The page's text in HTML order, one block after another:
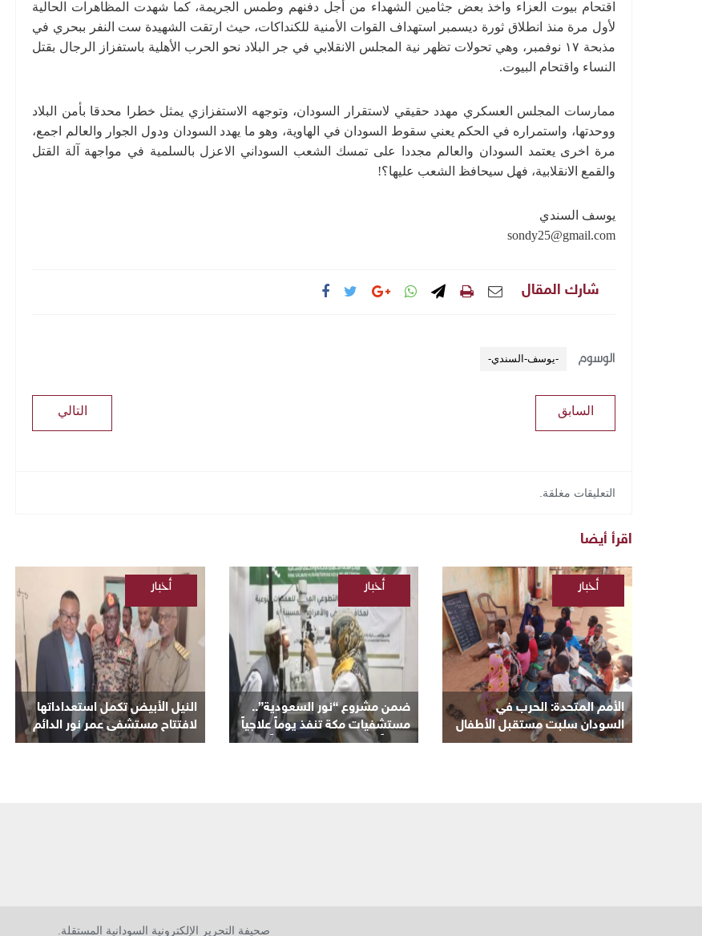
اقتحام بيوت العزاء واخذ بعض جثامين الشهداء من أجل دفنهم وطمس الجريمة، كما شهدت المظاهرات الحالية
لأول مرة منذ انطلاق ثورة ديسمبر استهداف القوات الأمنية للكنداكات، حيث ارتقت الشهيدة ست النفر ببحري في
مذبحة ١٧ نوفمبر، وهي تحولات تظهر نية المجلس الانقلابي في جر البلاد نحو الحرب الأهلية باستفزاز الرجال بقتل
النساء واقتحام البيوت.
ممارسات المجلس العسكري مهدد حقيقي لاستقرار السودان، وتوجهه الاستفزازي يمثل خطرا محدقا بأمن البلاد
ووحدتها، واستمراره في الحكم يعني سقوط السودان في الهاوية، وهو ما يهدد السودان ودول الجوار والعالم اجمع،
مرة اخرى يعتمد السودان والعالم مجددا على تمسك الشعب السوداني الاعزل بالسلمية في مواجهة آلة القتل
والقمع الانقلابية، فهل سيحافظ الشعب عليها؟!
يوسف السندي
sondy25@gmail.com
شارك المقال
الوسوم -يوسف-السندي-
التالي السابق
التعليقات مغلقة.
اقرأ أيضا
الأمم المتحدة: الحرب في
السودان سلبت مستقبل الأطفال
و8 ملايين منهم خارج المدارس
أخبار
/
السودانية
ضمن مشروع “نور السعودية”..
مستشفيات مكة تنفذ يوماً علاجياً
مجانياً بأم درمان وتعلن يوماً آخر
أخبار
السودانية
النيل الأبيض تكمل استعداداتها
لافتتاح مستشفى عمر نور الدائم
بمنطقة نعيمة اليوم
أخبار
/
السودانية
صحيفة التحرير الإلكترونية السودانية المستقلة.